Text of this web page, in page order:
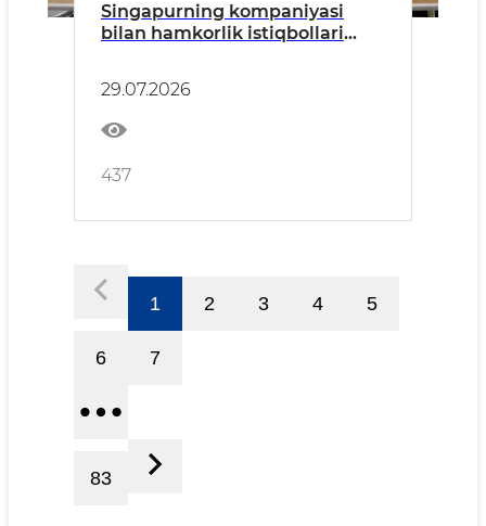
Singapurning kompaniyasi
bilan hamkorlik istiqbollari
29.07.2026
437
1 2 3 4 5
6 7
83